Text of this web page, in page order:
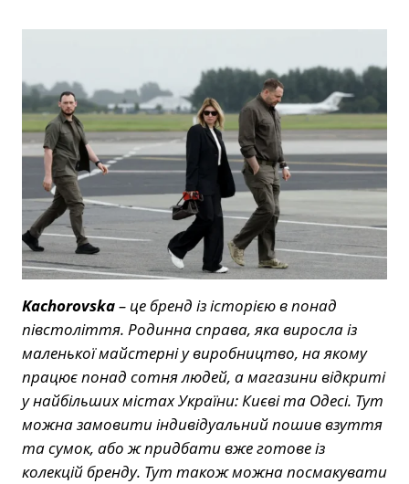
Kachorovska– це бренд із історією в понад
півстоліття. Родинна справа, яка виросла із
маленької майстерні у виробництво, на якому
працює понад сотня людей, а магазини відкриті
у найбільших містах України: Києві та Одесі. Тут
можна замовити індивідуальний пошив взуття
та сумок, або ж придбати вже готове із
колекцій бренду. Тут також можна посмакувати